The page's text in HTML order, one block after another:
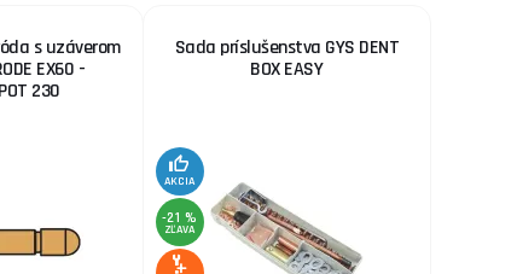
s uzáverom
EX60 -
230
Sada príslušenstva GYS DENT
BOX EASY
AKCIA
-21 %
ZĽAVA